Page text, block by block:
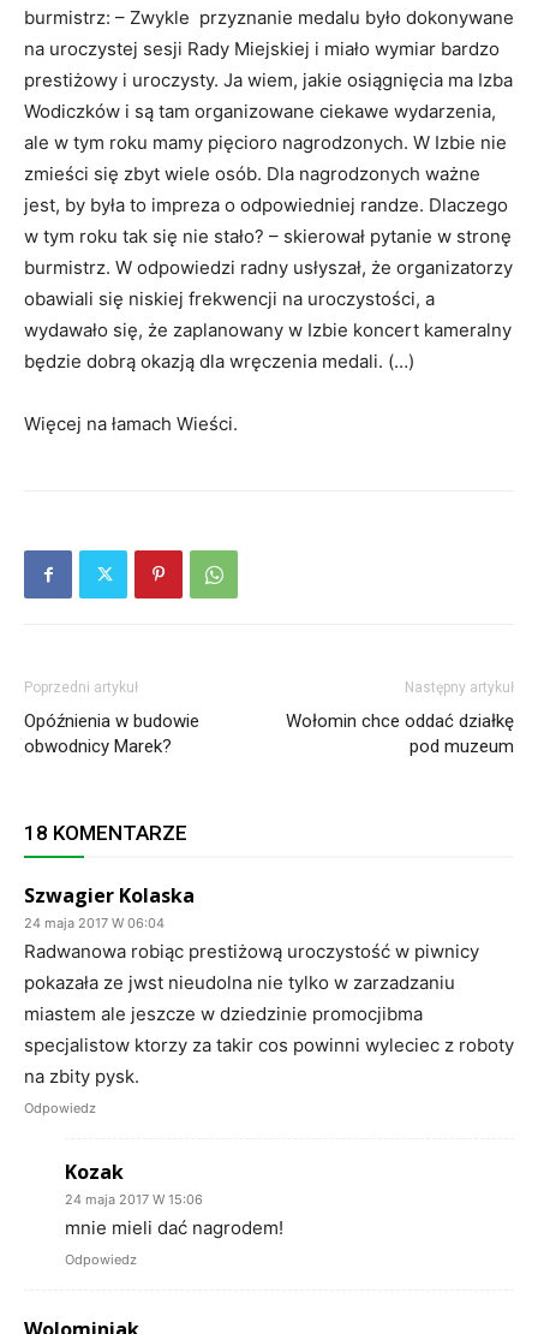
burmistrz: – Zwykle przyznanie medalu było dokonywane
na uroczystej sesji Rady Miejskiej i miało wymiar bardzo
prestiżowy i uroczysty. Ja wiem, jakie osiągnięcia ma Izba
Wodiczków i są tam organizowane ciekawe wydarzenia,
ale w tym roku mamy pięcioro nagrodzonych. W Izbie nie
zmieści się zbyt wiele osób. Dla nagrodzonych ważne
jest, by była to impreza o odpowiedniej randze. Dlaczego
w tym roku tak się nie stało? – skierował pytanie w stronę
burmistrz. W odpowiedzi radny usłyszał, że organizatorzy
obawiali się niskiej frekwencji na uroczystości, a
wydawało się, że zaplanowany w Izbie koncert kameralny
będzie dobrą okazją dla wręczenia medali. (…)
Więcej na łamach Wieści.
Poprzedni artykuł
Opóźnienia w budowie
obwodnicy Marek?
Następny artykuł
Wołomin chce oddać działkę
pod muzeum
18 KOMENTARZE
Szwagier Kolaska
24 maja 2017 W 06:04
Radwanowa robiąc prestiżową uroczystość w piwnicy
pokazała ze jwst nieudolna nie tylko w zarzadzaniu
miastem ale jeszcze w dziedzinie promocjibma
specjalistow ktorzy za takir cos powinni wyleciec z roboty
na zbity pysk.
Odpowiedz
Kozak
24 maja 2017 W 15:06
mnie mieli dać nagrodem!
Odpowiedz